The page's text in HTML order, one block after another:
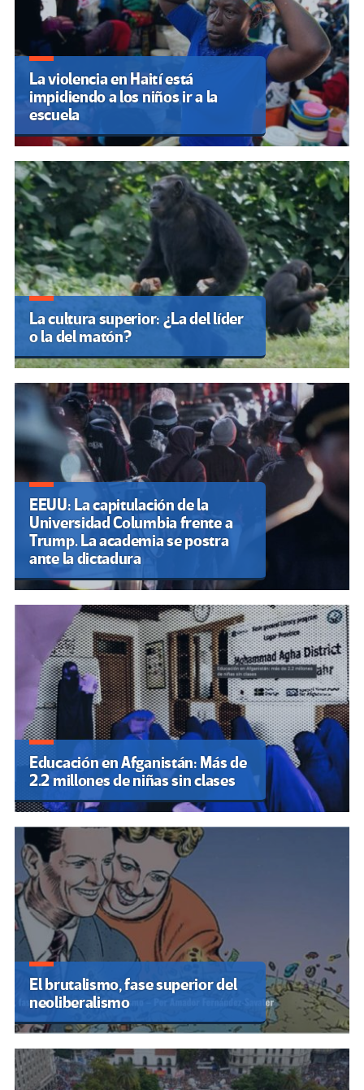
La violencia en Haití está
impidiendo a los niños ir a la
escuela
La cultura superior: ¿La del líder
o la del matón?
EEUU: La capitulación de la
Universidad Columbia frente a
Trump. La academia se postra
ante la dictadura
Educación en Afganistán: Más de
2.2 millones de niñas sin clases
El brutalismo, fase superior del
neoliberalismo